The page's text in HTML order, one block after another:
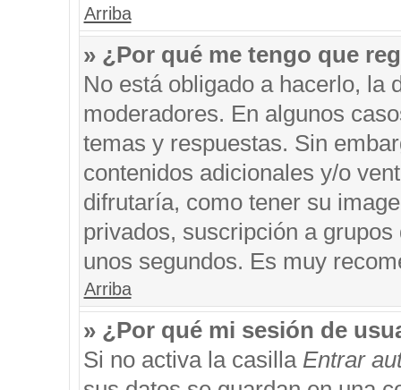
Arriba
» ¿Por qué me tengo que
No está obligado a hacerlo, la
moderadores. En algunos
temas y respuestas. Sin
contenidos adicionales y/o
difrutaría, como tener su
privados, suscripción a
unos segundos. Es muy
Arriba
» ¿Por qué mi sesión de
Si no activa la casilla Entrar